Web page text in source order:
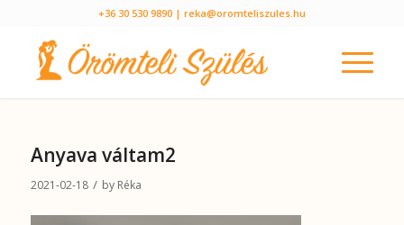
+36 30 530 9890 | reka@oromteliszules.hu
Anyava váltam2
2021-02-18 / by Réka